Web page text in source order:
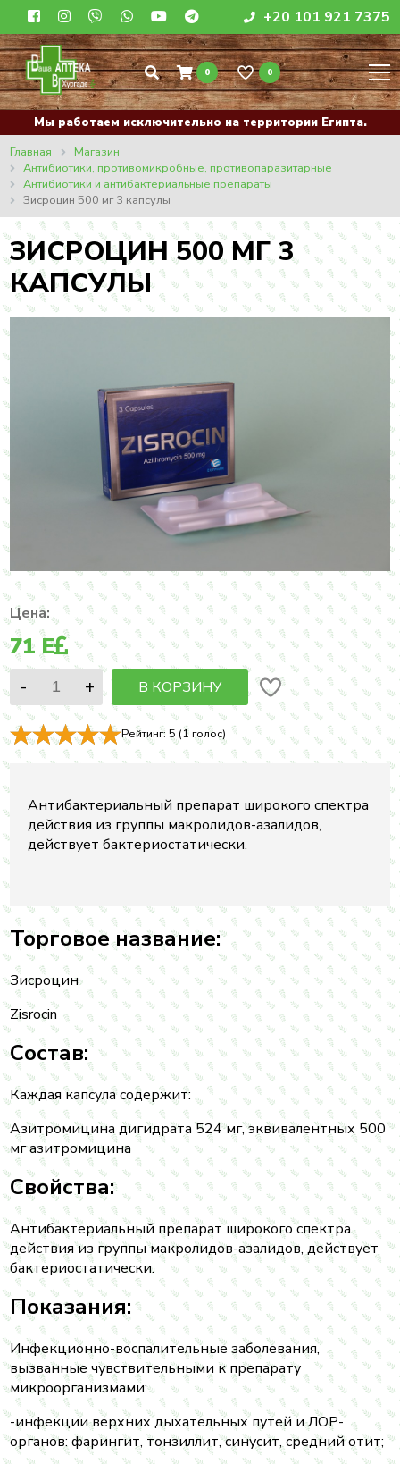
+20 101 921 7375
0 0
Мы работаем исключительно на территории Египта.
Главная
Магазин
Антибиотики, противомикробные, противопаразитарные
Антибиотики и антибактериальные препараты
Зисроцин 500 мг 3 капсулы
ЗИСРОЦИН 500 МГ 3
КАПСУЛЫ
Цена:
71 E
В КОРЗИНУ
Рейтинг:5 (1голос)
Антибактериальный препарат широкого спектра
действия из группы макролидов-азалидов,
действует бактериостатически.
Торговое название:
Зисроцин
Zisrocin
Состав:
Каждая капсула содержит:
Азитромицина дигидрата 524 мг, эквивалентных 500
мг азитромицина
Свойства:
Антибактериальный препарат широкого спектра
действия из группы макролидов-азалидов, действует
бактериостатически.
Показания:
Инфекционно-воспалительные заболевания,
вызванные чувствительными к препарату
микроорганизмами:
-инфекции верхних дыхательных путей и ЛОР-
органов: фарингит, тонзиллит, синусит, средний отит;